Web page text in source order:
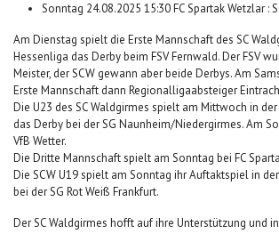
Sonntag 24.08.2025 15:30 FC Spartak Wetzlar :
Am Dienstag spielt die Erste Mannschaft des SC
Hessenliga das Derby beim FSV Fernwald. Der FSV
Meister, der SCW gewann aber beide Derbys. Am
Erste Mannschaft dann Regionalligaabsteiger
Die U23 des SC Waldgirmes spielt am Mittwoch in
das Derby bei der SG Naunheim/Niedergirmes. Am
VfB Wetter.
Die Dritte Mannschaft spielt am Sonntag bei FC
Die SCW U19 spielt am Sonntag ihr Auftaktspiel in
bei der SG Rot Weiß Frankfurt.
Der SC Waldgirmes hofft auf ihre Unterstützung und